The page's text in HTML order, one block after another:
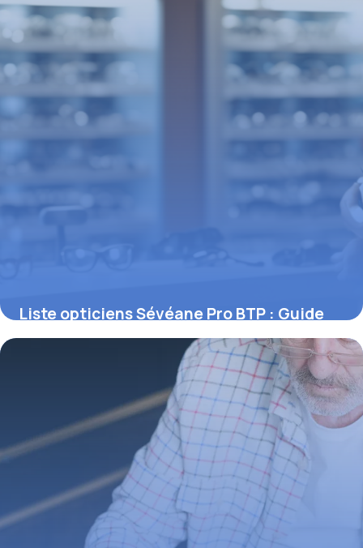
Liste opticiens Sévéane Pro BTP : Guide
complet 2026